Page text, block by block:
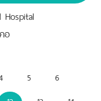
Hospital
อ
5
6